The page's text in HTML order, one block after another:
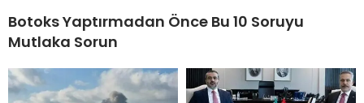
Botoks Yaptırmadan Önce Bu 10 Soruyu
Mutlaka Sorun